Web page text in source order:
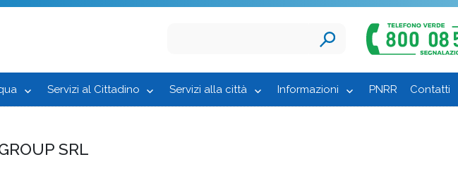
Servizi al Cittadino Servizi alla città Informazioni PNRR Contatti
SRL